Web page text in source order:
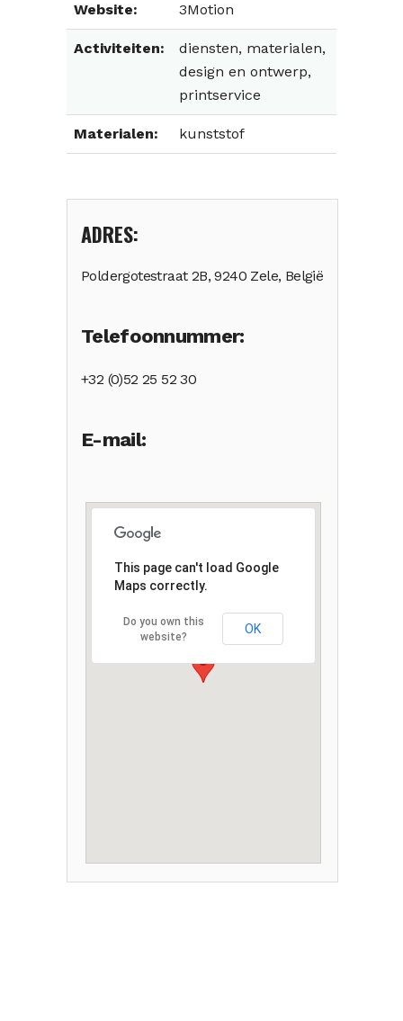
Website: 3Motion
Activiteiten:
diensten, materialen,
design en ontwerp,
printservice
Materialen: kunststof
ADRES:
Poldergotestraat 2B, 9240 Zele, België
Telefoonnummer:
+32 (0)52 25 52 30
E-mail:
This page can't load Google
Maps correctly.
Do you own this
website?
OK